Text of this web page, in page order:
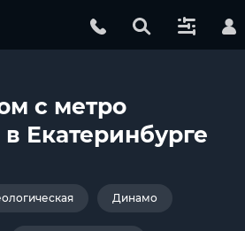
с метро
Екатеринбурге
Динамо